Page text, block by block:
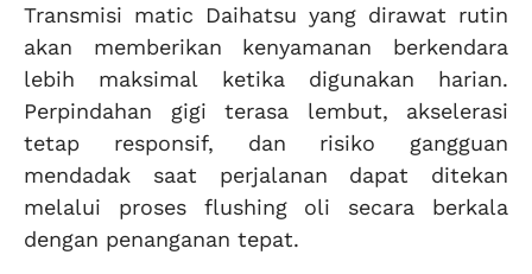
Transmisi matic Daihatsu yang dirawat rutin
akan memberikan kenyamanan berkendara
lebih maksimal ketika digunakan harian.
Perpindahan gigi terasa lembut, akselerasi
tetap responsif, dan risiko gangguan
mendadak saat perjalanan dapat ditekan
melalui proses flushing oli secara berkala
dengan penanganan tepat.